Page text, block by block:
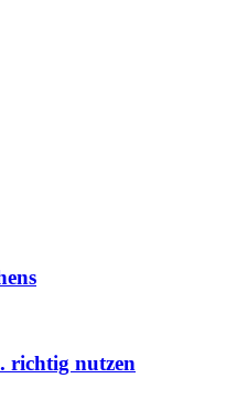
richtig nutzen